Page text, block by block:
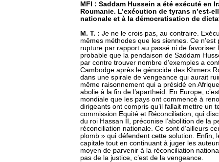
MFI : Saddam Hussein a été exécuté en
Roumanie. L’exécution de tyrans n’est-
nationale et à la démocratisation de
M. T. : Je ne le crois pas, au contraire.
mêmes méthodes que les siennes. Ce
rupture par rapport au passé ni de
probable que la pendaison de Saddam
par contre trouver nombre d’exemples a
Cambodge après le génocide des Khmers
dans une spirale de vengeance qui aurait
même raisonnement qui a présidé en
abolie à la fin de l’apartheid. En Europe,
mondiale que les pays ont commencé à
dirigeants ont compris qu’il fallait mettre un
commission Equité et Réconciliation, qui
du roi Hassan II, préconise l’abolition de la
réconciliation nationale. Ce sont d’ailleurs
plomb » qui défendent cette solution. Enfin,
capitale tout en continuant à juger les
moyen de parvenir à la réconciliation
pas de la justice, c’est de la vengeance.